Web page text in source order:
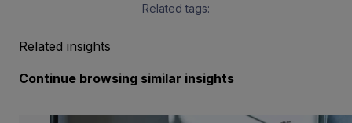
Related tags:
Related insights
Continue browsing similar insights